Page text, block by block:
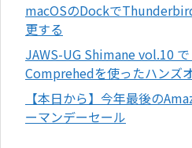
macOSのDockで
更する
JAWS-UG Shimane vol.10
Comprehedを使ったハンズ
【本日から】今年最後の
ーマンデーセール